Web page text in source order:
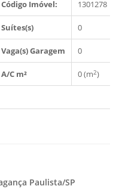
Código Imóvel: 1301278
Suítes(s) 0
Vaga(s) Garagem 0
A/C m² 0 (m2)
Paulista/SP